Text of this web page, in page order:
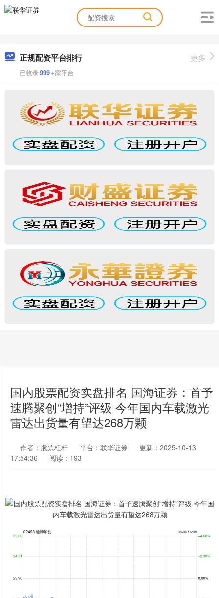
正规配资平台排行
已收录999+家平台
更多
国内股票配资实盘排名 国海证券：首予
速腾聚创“增持”评级 今年国内车载激光
雷达出货量有望达268万颗
作者：股票杠杆 平台：联华证券
更新：2025-10-13
17:54:36
阅读：193